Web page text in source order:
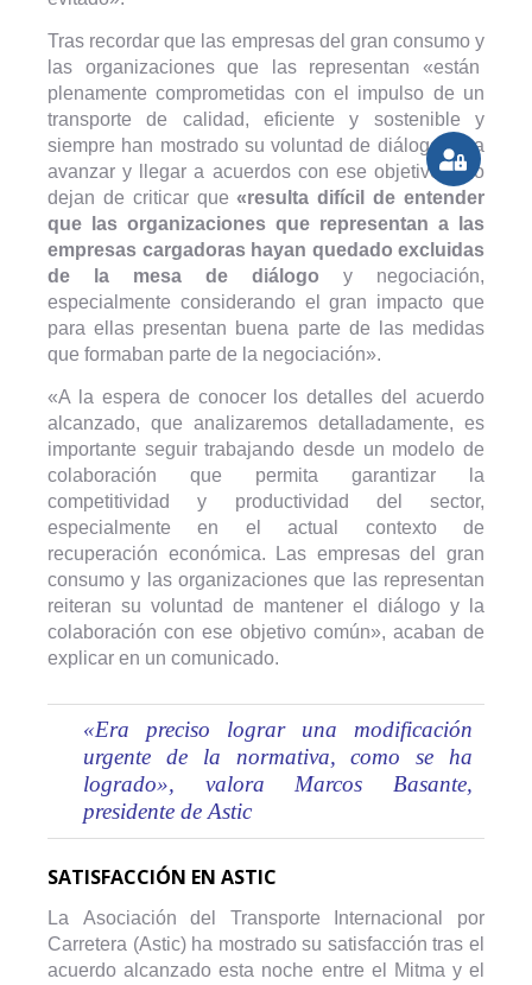
Tras recordar que las empresas del gran consumo y
las organizaciones que las representan «están
plenamente comprometidas con el impulso de un
transporte de calidad, eficiente y sostenible y
siempre han mostrado su voluntad de diálogo para
avanzar y llegar a acuerdos con ese objetivo», no
dejan de criticar que«resulta difícil de entender
que las organizaciones que representan a las
empresas cargadoras hayan quedado excluidas
de la mesa de diálogo y negociación,
especialmente considerando el gran impacto que
para ellas presentan buena parte de las medidas
que formaban parte de la negociación».
«A la espera de conocer los detalles del acuerdo
alcanzado, que analizaremos detalladamente, es
importante seguir trabajando desde un modelo de
colaboración que permita garantizar la
competitividad y productividad del sector,
especialmente en el actual contexto de
recuperación económica. Las empresas del gran
consumo y las organizaciones que las representan
reiteran su voluntad de mantener el diálogo y la
colaboración con ese objetivo común», acaban de
explicar en un comunicado.
«Era preciso lograr una modificación
urgente de la normativa, como se ha
logrado», valora Marcos Basante,
presidente de Astic
SATISFACCIÓN EN ASTIC
La
Asociación del Transporte Internacional por
Carretera (Astic) ha mostrado su satisfacción tras el
acuerdo alcanzado esta noche entre el Mitma y el